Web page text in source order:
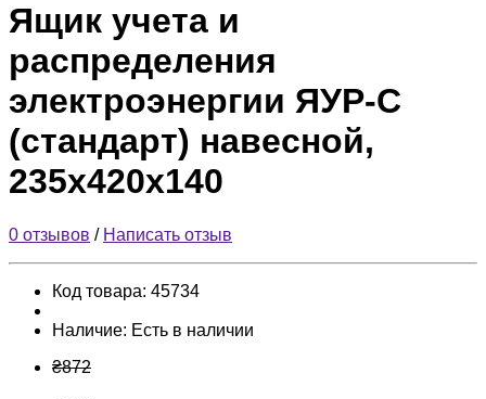
Ящик учета и
распределения
электроэнергии ЯУР-С
(стандарт) навесной,
235x420x140
0 отзывов / Написать отзыв
Код товара: 45734
Наличие: Есть в наличии
₴872